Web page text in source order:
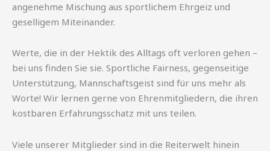
angenehme Mischung aus sportlichem Ehrgeiz und
geselligem Miteinander.
Werte, die in der Hektik des Alltags oft verloren gehen –
bei uns finden Sie sie. Sportliche Fairness, gegenseitige
Unterstützung, Mannschaftsgeist sind für uns mehr als
Worte! Wir lernen gerne von Ehrenmitgliedern, die ihren
kostbaren Erfahrungsschatz mit uns teilen.
Viele unserer Mitglieder sind in die Reiterwelt hinein